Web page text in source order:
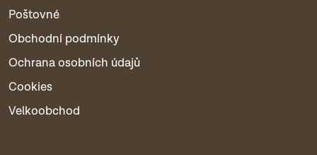
Poštovné
Obchodní podmínky
Ochrana osobních údajů
Cookies
Velkoobchod